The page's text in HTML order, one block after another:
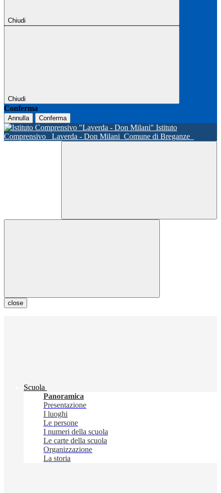
Chiudi
Chiudi
Conferma
Annulla Conferma
Istituto
Comprensivo
Laverda - Don Milani Comune di Breganze
close
Scuola
Panoramica
Presentazione
I luoghi
Le persone
I numeri della scuola
Le carte della scuola
Organizzazione
La storia